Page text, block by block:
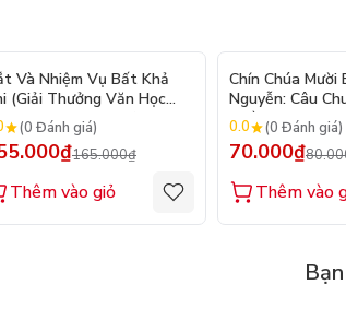
- 6%
Và Nhiệm Vụ Bất Khả
(Giải Thưởng Văn Học
Medal 2024)
(0 Đánh giá)
165.000₫
Thêm vào giỏ
Chín Chúa Mười
Nguyễn: Câu
Triều Đại
0.0 (0 Đánh giá)
70.000₫
Thêm vào